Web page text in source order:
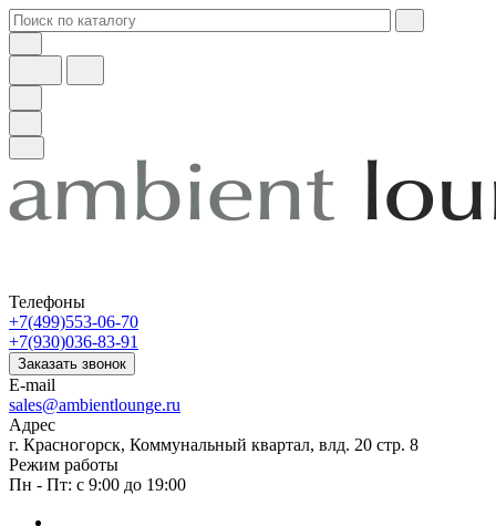
Телефоны
+7(499)553-06-70
+7(930)036-83-91
Заказать звонок
E-mail
sales@ambientlounge.ru
Адрес
г. Красногорск, Коммунальный квартал, влд. 20 стр. 8
Режим работы
Пн - Пт: с 9:00 до 19:00